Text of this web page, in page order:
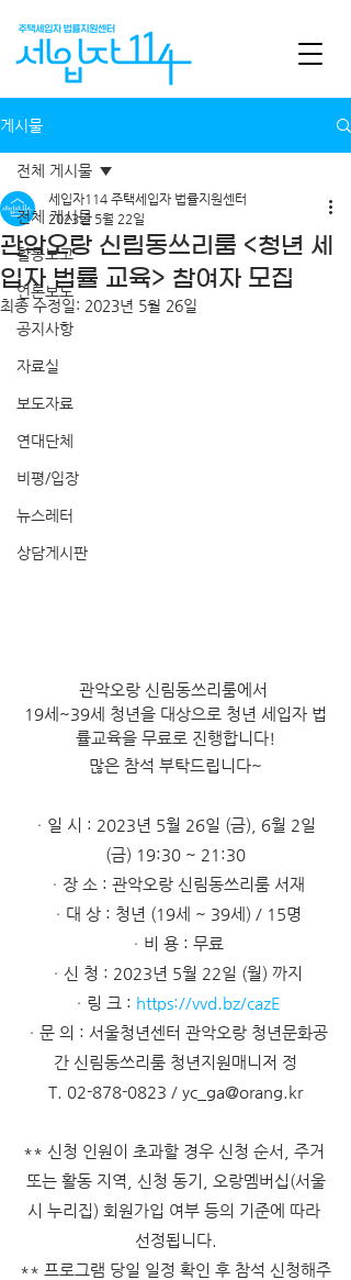
게시물
전체 게시물
활동보고
언론보도
공지사항
자료실
보도자료
연대단체
비평/입장
뉴스레터
상담게시판
전체 게시물
관악오랑 신림동쓰리룸 <청년 세
입자 법률 교육> 참여자 모집
세입자114 주택세입자 법률지원센터
2023년 5월 22일
최종 수정일: 2023년 5월 26일
관악오랑 신림동쓰리룸에서
19세~39세 청년을 대상으로 청년 세입자 법
률교육을 무료로 진행합니다!
많은 참석 부탁드립니다~
ㆍ일 시 : 2023년 5월 26일 (금), 6월 2일
(금) 19:30 ~ 21:30
ㆍ장 소 : 관악오랑 신림동쓰리룸 서재
ㆍ대 상 : 청년 (19세 ~ 39세) / 15명
ㆍ비 용 : 무료
ㆍ신 청 : 2023년 5월 22일 (월) 까지
ㆍ링 크 : https://vvd.bz/cazE
ㆍ문 의 : 서울청년센터 관악오랑 청년문화공
간 신림동쓰리룸 청년지원매니저 정
T. 02-878-0823 / yc_ga@orang.kr
** 신청 인원이 초과할 경우 신청 순서, 주거
또는 활동 지역, 신청 동기, 오랑멤버십(서울
시 누리집) 회원가입 여부 등의 기준에 따라
선정됩니다.
** 프로그램 당일 일정 확인 후 참석 신청해주